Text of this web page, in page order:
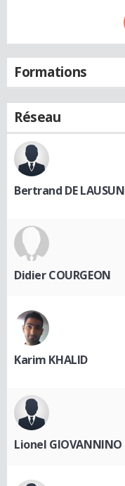
Formations
Réseau
Bertrand DE LAUSUN
Didier COURGEON
Karim KHALID
Lionel GIOVANNINO